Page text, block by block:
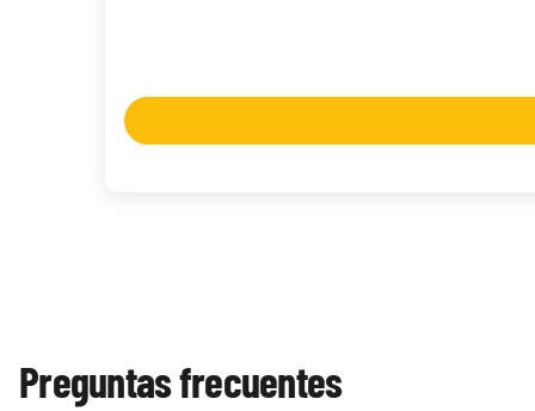
Preguntas frecuentes